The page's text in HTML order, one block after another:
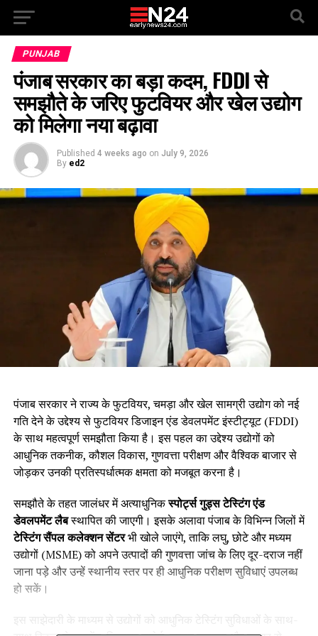
PUNJAB
पंजाब सरकार का बड़ा कदम, FDDI से
समझौते के जरिए फुटवियर और खेल उद्योग
को मिलेगा नया बढ़ावा
Published 4 weeks ago on July 9, 2026
By ed2
पंजाब सरकार ने राज्य के फुटवियर, चमड़ा और खेल सामग्री उद्योग को नई
गति देने के उद्देश्य से फुटवियर डिजाइन एंड डेवलपमेंट इंस्टीट्यूट (FDDI)
के साथ महत्वपूर्ण समझौता किया है। इस पहल का उद्देश्य उद्योगों को
आधुनिक तकनीक, कौशल विकास, गुणवत्ता परीक्षण और वैश्विक बाजार से
जोड़कर उनकी प्रतिस्पर्धात्मक क्षमता को मजबूत करना है।
समझौते के तहत जालंधर में अत्याधुनिकस्पोर्ट्स गुड्स टेस्टिंग एंड
डेवलपमेंट लैबस्थापित की जाएगी। इसके अलावा पंजाब के विभिन्न जिलों में
टेस्टिंग सैंपल कलेक्शन सेंटरभी खोले जाएंगे, ताकि लघु, छोटे और मध्यम
उद्योगों (MSME) को अपने उत्पादों की गुणवत्ता जांच के लिए दूर-दराज नहीं
जाना पड़े और उन्हें स्थानीय स्तर पर ही आधुनिक परीक्षण सुविधाएं उपलब्ध
हो सकें।
इस साझेदारी के माध्यम से उद्योगों को आधुनिक टेस्टिंग सुविधाओं के साथ-